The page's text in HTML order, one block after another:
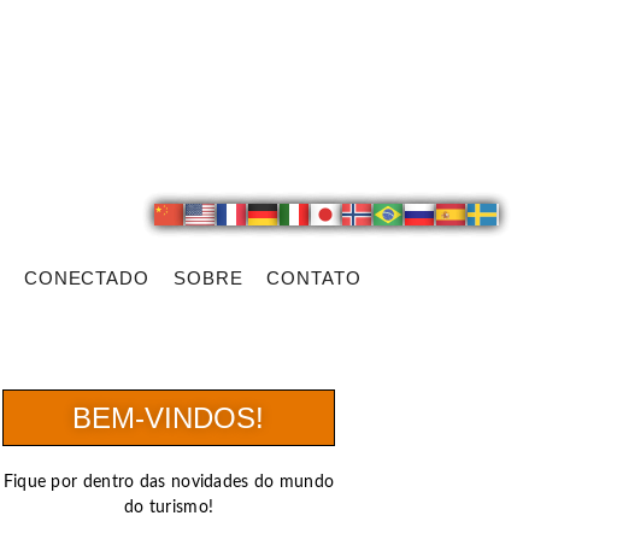
CONECTADO SOBRE CONTATO
BEM-VINDOS!
Fique por dentro das novidades do mundo
do turismo!